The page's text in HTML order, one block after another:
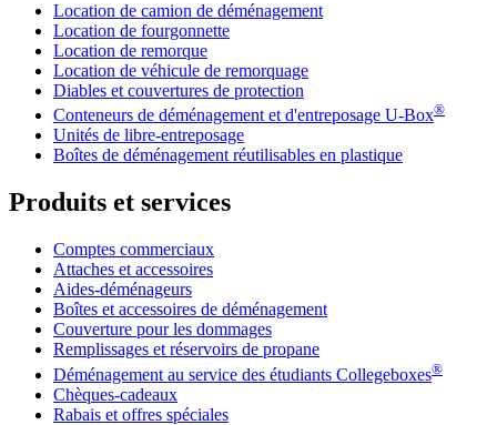
Location de camion de déménagement
Location de fourgonnette
Location de remorque
Location de véhicule de remorquage
Diables et couvertures de protection
Conteneurs de déménagement et d'entreposage U-Box®
Unités de libre-entreposage
Boîtes de déménagement réutilisables en plastique
Produits et services
Comptes commerciaux
Attaches et accessoires
Aides-déménageurs
Boîtes et accessoires de déménagement
Couverture pour les dommages
Remplissages et réservoirs de propane
Déménagement au service des étudiants Collegeboxes®
Chèques-cadeaux
Rabais et offres spéciales